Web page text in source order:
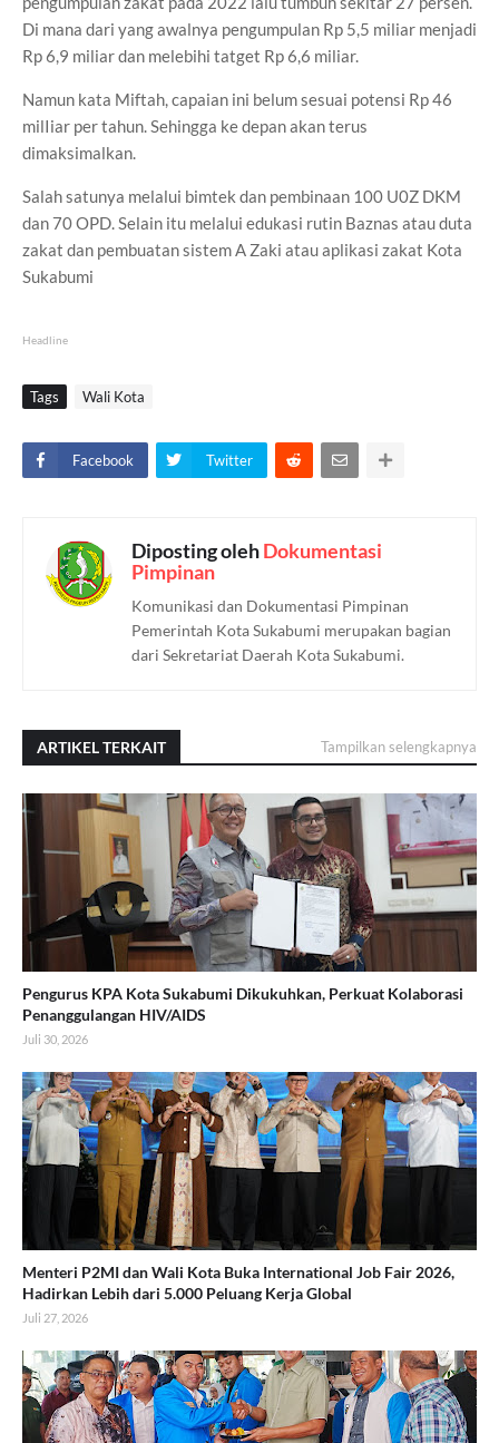
Di mana dari yang awalnya pengumpulan Rp 5,5 miliar menjadi
Rp 6,9 miliar dan melebihi tatget Rp 6,6 miliar.
Namun kata Miftah, capaian ini belum sesuai potensi Rp 46
milIiar per tahun. Sehingga ke depan akan terus
dimaksimalkan.
Salah satunya melalui bimtek dan pembinaan 100 U0Z DKM
dan 70 OPD. Selain itu melalui edukasi rutin Baznas atau duta
zakat dan pembuatan sistem A Zaki atau aplikasi zakat Kota
Sukabumi
Headline
Tags Wali Kota
Facebook Twitter
Diposting olehDokumentasi
Pimpinan
Komunikasi dan Dokumentasi Pimpinan
Pemerintah Kota Sukabumi merupakan bagian
dari Sekretariat Daerah Kota Sukabumi.
ARTIKEL TERKAIT Tampilkan selengkapnya
Pengurus KPA Kota Sukabumi Dikukuhkan, Perkuat Kolaborasi
Penanggulangan HIV/AIDS
Juli 30, 2026
Menteri P2MI dan Wali Kota Buka International Job Fair 2026,
Hadirkan Lebih dari 5.000 Peluang Kerja Global
Juli 27, 2026